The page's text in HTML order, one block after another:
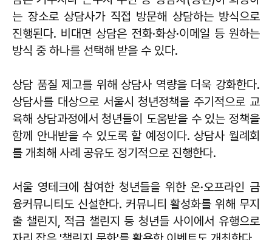
는 장소로 상담사가 직접 방문해 상담하는 방식으로
진행된다. 비대면 상담은 전화·화상·이메일 등 원하는
방식 중 하나를 선택해 받을 수 있다.
상담 품질 제고를 위해 상담사 역량을 더욱 강화한다.
상담사를 대상으로 서울시 청년정책을 주기적으로 교
육해 상담과정에서 청년들이 도움받을 수 있는 정책을
함께 안내받을 수 있도록 할 예정이다. 상담사 월례회
를 개최해 사례 공유도 정기적으로 진행한다.
서울 영테크에 참여한 청년들을 위한 온·오프라인 금
융커뮤니티도 신설한다. 커뮤니티 활성화를 위해 무지
출 챌린지, 적금 챌린지 등 청년들 사이에서 유행으로